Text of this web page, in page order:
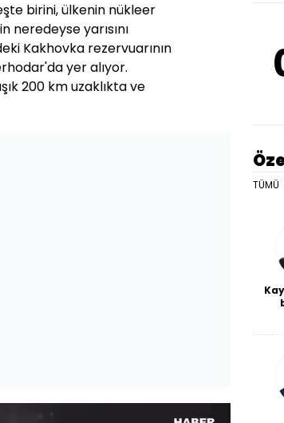
birini, ülkenin nükleer
yarısını
Kakhovka rezervuarının
yer alıyor.
200 km uzaklıkta ve
TÜMÜ